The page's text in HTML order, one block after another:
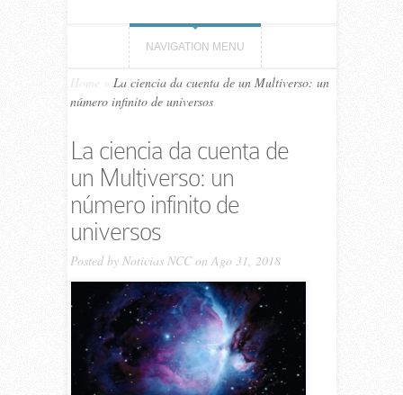
NAVIGATION MENU
Home
La ciencia da cuenta de un Multiverso: un
número infinito de universos
La ciencia da cuenta de
un Multiverso: un
número infinito de
universos
Posted by Noticias NCCon Ago 31, 2018